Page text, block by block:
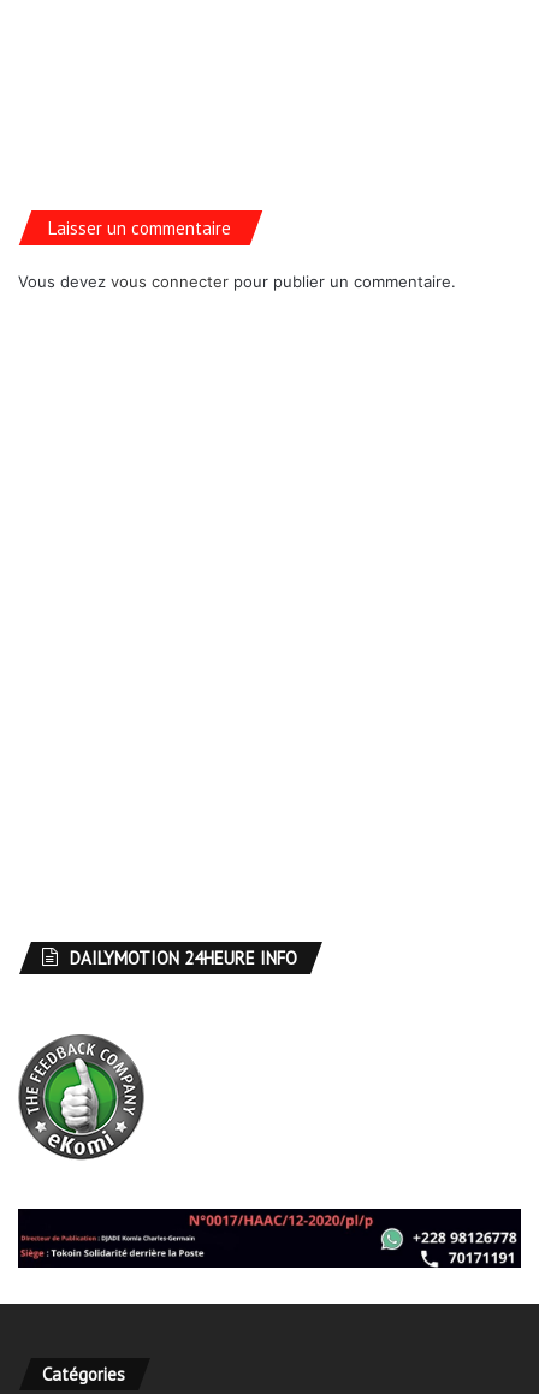
Laisser un commentaire
Vous devez vous connecter pour publier un commentaire.
DAILYMOTION 24HEURE INFO
Catégories